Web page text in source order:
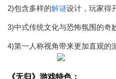
2)包含多样的解谜设计，玩家得
3)中式传统文化与恐怖氛围的奇
4)第一人称视角带来更加直观的
《无归》游戏特色：